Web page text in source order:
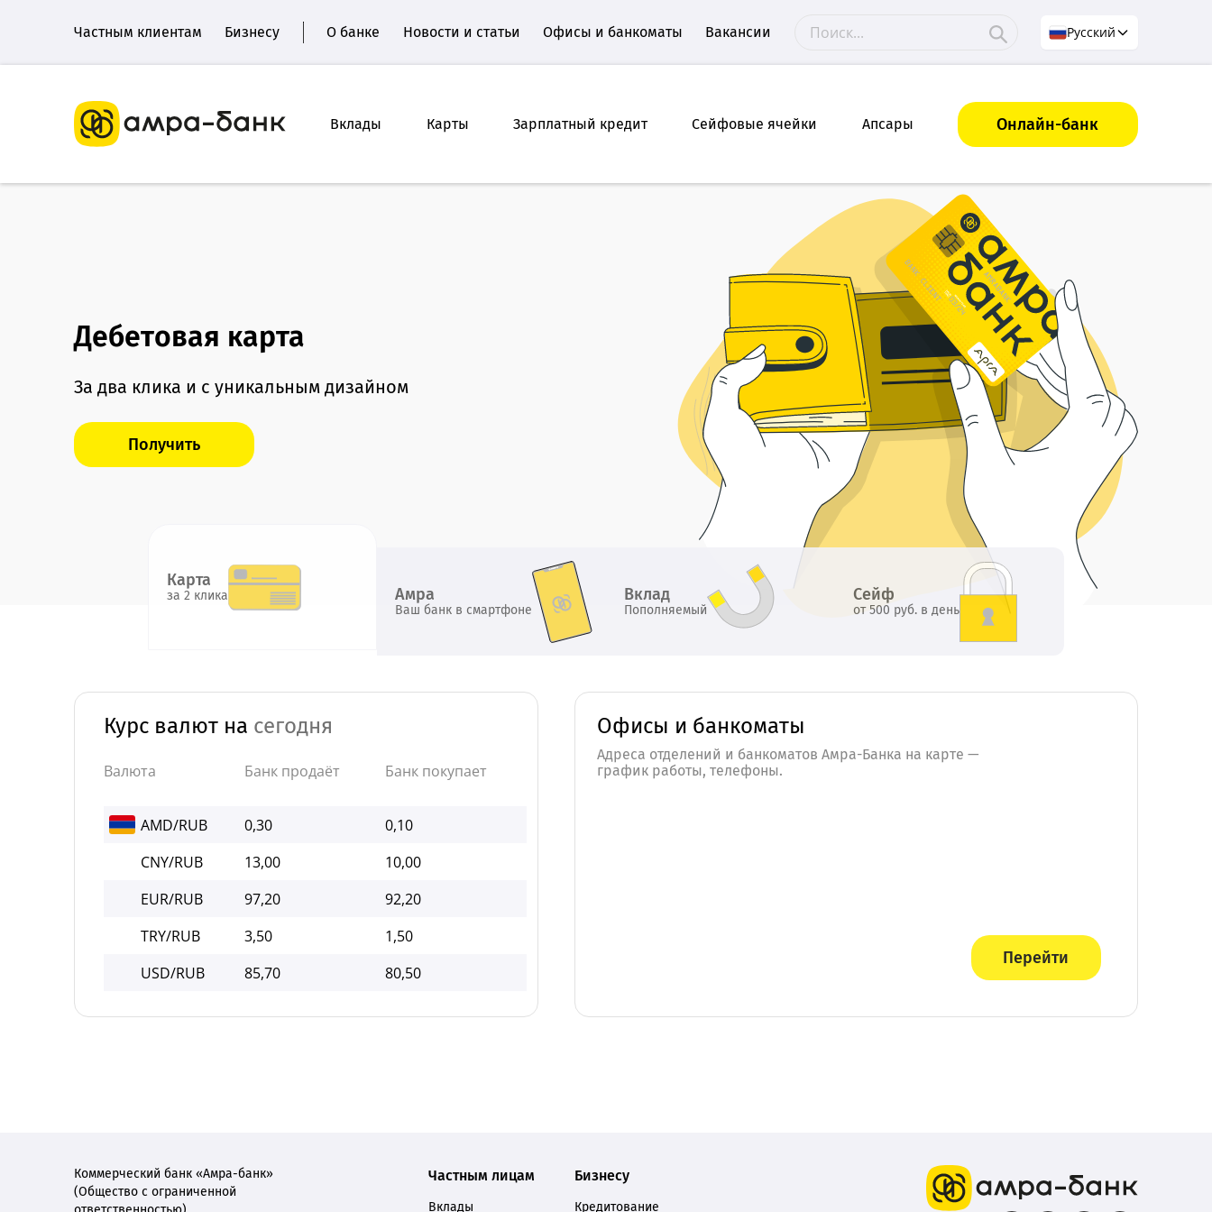
Частным клиентам Бизнесу О банке Новости и статьи Офисы и банкоматы Вакансии Русский
Вклады Карты Зарплатный кредит Сейфовые ячейки Апсары Онлайн-банк
Дебетовая карта
За два клика и с уникальным дизайном
Получить
Карта
за 2 клика Амра
Ваш банк в смартфоне
Вклад
Пополняемый
Сейф
от 500 руб. в день
Курс валют на сегодня
Валюта Банк продаёт Банк покупает
AMD/RUB 0,30
0,10
CNY/RUB
13,00
10,00
EUR/RUB
97,20
92,20
TRY/RUB
3,50
1,50
USD/RUB
85,70 80,50
Офисы и банкоматы
Адреса отделений и банкоматов Амра-Банка на карте —
график работы, телефоны.
Перейти
Коммерческий банк «Амра-банк»
(Общество с ограниченной
Частным лицам
Вклады
Бизнесу
Кредитование